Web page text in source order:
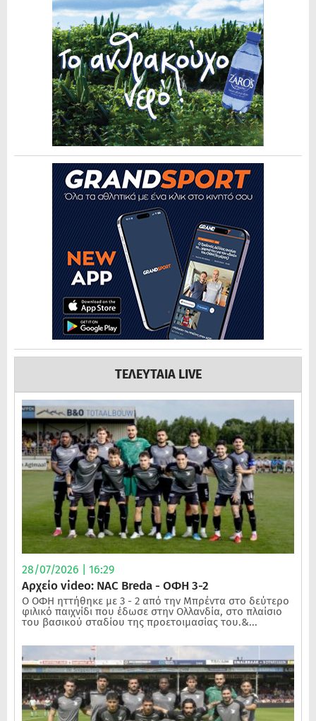
ΤΕΛΕΥΤΑΙΑ LIVE
28/07/2026 | 16:29
Αρχείο video: NAC Breda - ΟΦΗ 3-2
Ο ΟΦΗ ηττήθηκε με 3 - 2 από την Μπρέντα στο δεύτερο
φιλικό παιχνίδι που έδωσε στην Ολλανδία, στο πλαίσιο
του βασικού σταδίου της προετοιμασίας του.&...